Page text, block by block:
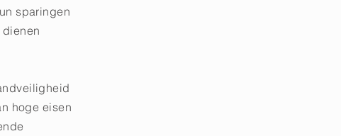
sparingen
hoge eisen